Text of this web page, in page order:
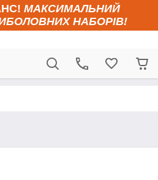
МАКСИМАЛЬНИЙ
НАБОРІВ!